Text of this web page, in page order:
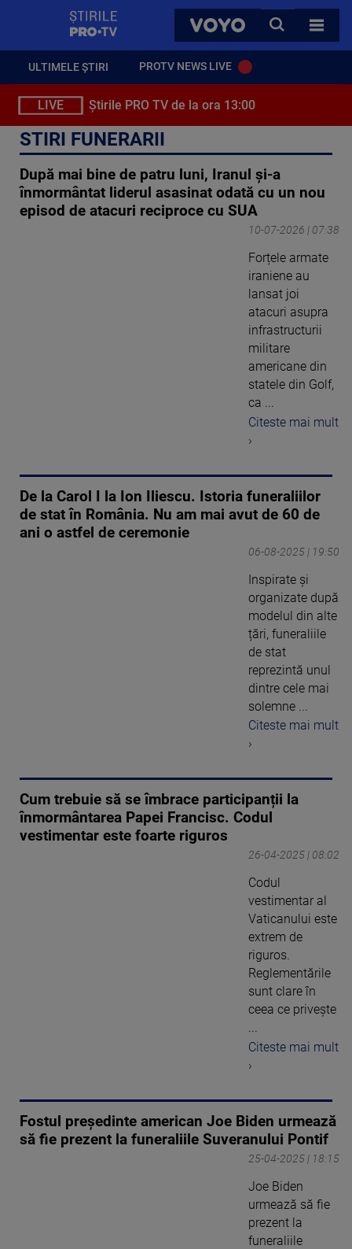
VOYO
CAUTA
TOATE
ULTIMELE ȘTIRI PROTV NEWS LIVE
LIVE Știrile PRO TV de la ora 13:00
STIRI FUNERARII
După mai bine de patru luni, Iranul şi-a
înmormântat liderul asasinat odată cu un nou
episod de atacuri reciproce cu SUA
10-07-2026 | 07:38
Forțele armate
iraniene au
lansat joi
atacuri asupra
infrastructurii
militare
americane din
statele din Golf,
ca ...
Citeste mai mult
›
De la Carol I la Ion Iliescu. Istoria funeraliilor
de stat în România. Nu am mai avut de 60 de
ani o astfel de ceremonie
06-08-2025 | 19:50
Inspirate și
organizate după
modelul din alte
țări, funeraliile
de stat
reprezintă unul
dintre cele mai
solemne ...
Citeste mai mult
›
Cum trebuie să se îmbrace participanții la
înmormântarea Papei Francisc. Codul
vestimentar este foarte riguros
26-04-2025 | 08:02
Codul
vestimentar al
Vaticanului este
extrem de
riguros.
Reglementările
sunt clare în
ceea ce privește
...
Citeste mai mult
›
Fostul preşedinte american Joe Biden urmează
să fie prezent la funeraliile Suveranului Pontif
25-04-2025 | 18:15
Joe Biden
urmează să fie
prezent la
funeraliile